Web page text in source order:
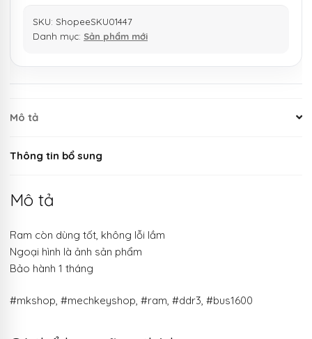
SKU: ShopeeSKU01447
Danh mục: Sản phẩm mới
Mô tả
Thông tin bổ sung
Mô tả
Ram còn dùng tốt, không lỗi lầm
Ngoại hình là ảnh sản phẩm
Bảo hành 1 tháng
#mkshop, #mechkeyshop, #ram, #ddr3, #bus1600